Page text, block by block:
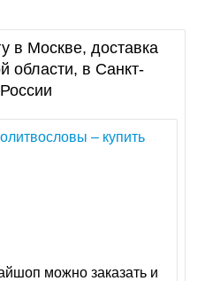
в Москве, доставка
области, в Санкт-
– купить
можно заказать и